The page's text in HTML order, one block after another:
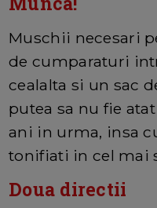
Muschii necesari
de cumparaturi
cealalta si un sac
putea sa nu fie
ani in urma, insa
tonifiati in cel mai
Doua directii